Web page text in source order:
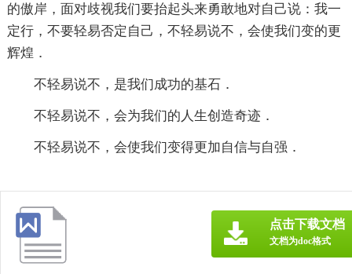
的傲岸，面对歧视我们要抬起头来勇敢地对自己说：我一
定行，不要轻易否定自己，不轻易说不，会使我们变的更
辉煌．
不轻易说不，是我们成功的基石．
不轻易说不，会为我们的人生创造奇迹．
不轻易说不，会使我们变得更加自信与自强．
点击下载文档
文档为doc格式